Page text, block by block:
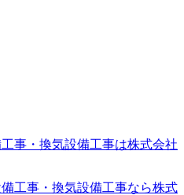
工事・換気設備工事なら株式